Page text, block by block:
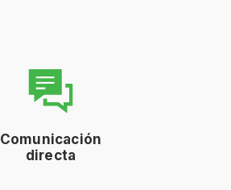
Comunicación
directa